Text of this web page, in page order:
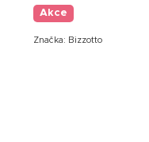
Akce
Značka: Bizzotto